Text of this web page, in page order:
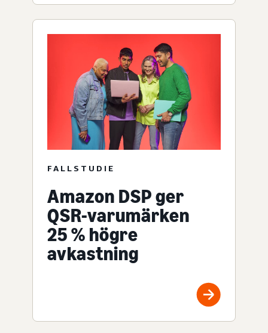
FALLSTUDIE
Amazon DSP ger
QSR-varumärken
25 % högre
avkastning